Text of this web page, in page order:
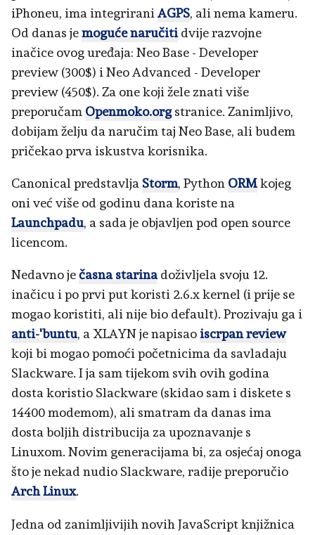
iPhoneu, ima integrirani AGPS, ali nema kameru.
Od danas jemoguće naručitidvije razvojne
inačice ovog uređaja: Neo Base - Developer
preview (300$) i Neo Advanced - Developer
preview (450$). Za one koji žele znati više
preporučam Openmoko.orgstranice. Zanimljivo,
dobijam želju da naručim taj Neo Base, ali budem
pričekao prva iskustva korisnika.
Canonical predstavlja Storm, Python ORMkojeg
oni već više od godinu dana koriste na
Launchpadu, a sada je objavljen pod open source
licencom.
Nedavno ječasna starinadoživljela svoju 12.
inačicu i po prvi put koristi 2.6.x kernel (i prije se
mogao koristiti, ali nije bio default). Prozivaju ga i
anti-'buntu, a XLAYN je napisaoiscrpan review
koji bi mogao pomoći početnicima da savladaju
Slackware. I ja sam tijekom svih ovih godina
dosta koristio Slackware (skidao sam i diskete s
14400 modemom), ali smatram da danas ima
dosta boljih distribucija za upoznavanje s
Linuxom. Novim generacijama bi, za osjećaj onoga
što je nekad nudio Slackware, radije preporučio
Arch Linux.
Jedna od zanimljivijih novih JavaScript knjižnica